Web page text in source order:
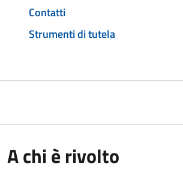
Contatti
Strumenti di tutela
A chi è rivolto